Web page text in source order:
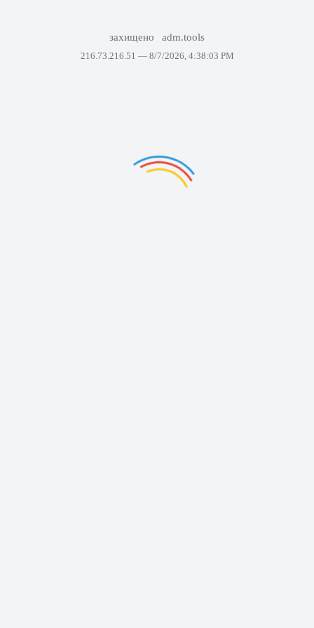
захищено adm.tools
216.73.216.51 — 8/7/2026, 4:38:03 PM